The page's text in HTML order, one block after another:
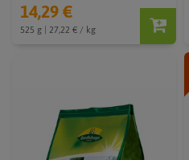
14,29 €
525 g | 27,22 € / kg